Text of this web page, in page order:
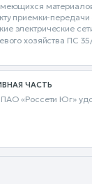
приемки-
электрические
хозяйства ПС
ЧАСТЬ
«Россети Юг»